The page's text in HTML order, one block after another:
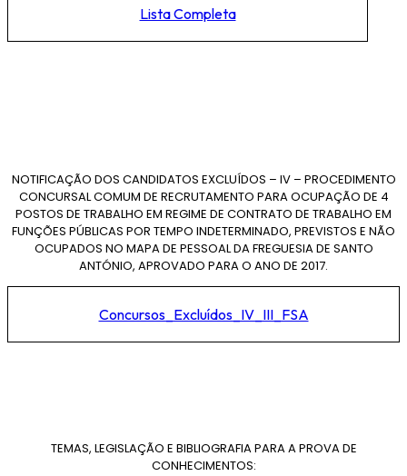
Lista Completa
NOTIFICAÇÃO DOS CANDIDATOS EXCLUÍDOS – IV – PROCEDIMENTO
CONCURSAL COMUM DE RECRUTAMENTO PARA OCUPAÇÃO DE 4
POSTOS DE TRABALHO EM REGIME DE CONTRATO DE TRABALHO EM
FUNÇÕES PÚBLICAS POR TEMPO INDETERMINADO, PREVISTOS E NÃO
OCUPADOS NO MAPA DE PESSOAL DA FREGUESIA DE SANTO
ANTÓNIO, APROVADO PARA O ANO DE 2017.
Concursos_Excluídos_IV_III_FSA
TEMAS, LEGISLAÇÃO E BIBLIOGRAFIA PARA A PROVA DE
CONHECIMENTOS: